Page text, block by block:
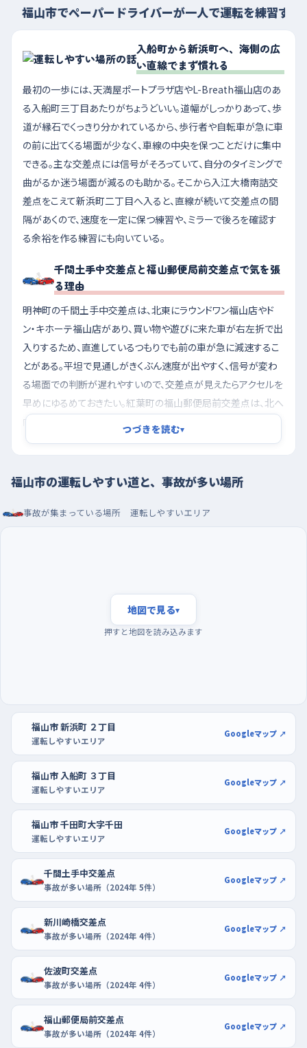
福山市でペーパードライバーが一人で運転を練習する
入船町から新浜町へ、海側の広
い直線でまず慣れる
最初の一歩には、天満屋ポートプラザ店やL-Breath福山店のあ
る入船町三丁目あたりがちょうどいい。道幅がしっかりあって、歩
道が縁石でくっきり分かれているから、歩行者や自転車が急に車
の前に出てくる場面が少なく、車線の中央を保つことだけに集中
できる。主な交差点には信号がそろっていて、自分のタイミングで
曲がるか迷う場面が減るのも助かる。そこから入江大橋南詰交
差点をこえて新浜町二丁目へ入ると、直線が続いて交差点の間
隔があくので、速度を一定に保つ練習や、ミラーで後ろを確認す
る余裕を作る練習にも向いている。
千間土手中交差点と福山郵便局前交差点で気を張
る理由
明神町の千間土手中交差点は、北東にラウンドワン福山店やド
ン・キホーテ福山店があり、買い物や遊びに来た車が右左折で出
入りするため、直進しているつもりでも前の車が急に減速するこ
とがある。平坦で見通しがきくぶん速度が出やすく、信号が変わ
る場面での判断が遅れやすいので、交差点が見えたらアクセルを
早めにゆるめておきたい。紅葉町の福山郵便局前交差点は、北へ
向かってゆるやかに下っているのが要注意で、下りは自分が思う
より車が伸びる。西にオリックスの支店があるあたりから、ブレー
キを一度に踏まず、早めに軽く当てておくと落ち着いて止まれる。
夕方の混み合う前に走り、駐車はショッピングセンタ
ーで
は日曜の午前あたりが気楽だと思う。駐車の練習には、区画がは
っきりしていて敷地が広いアイネスフクヤマや、サンステーション
つづきを読む▾
福山市の運転しやすい道と、事故が多い場所
事故が集まっている場所 運転しやすいエリア
地図で見る▾
押すと地図を読み込みます
福山市 新浜町 ２丁目
運転しやすいエリア
Googleマップ ↗
福山市 入船町 ３丁目
運転しやすいエリア
Googleマップ ↗
福山市 千田町大字千田
運転しやすいエリア
Googleマップ ↗
千間土手中交差点
事故が多い場所（2024年 5件）
Googleマップ ↗
新川崎橋交差点
事故が多い場所（2024年 4件）
Googleマップ ↗
佐波町交差点
事故が多い場所（2024年 4件）
Googleマップ ↗
福山郵便局前交差点
事故が多い場所（2024年 4件）
Googleマップ ↗